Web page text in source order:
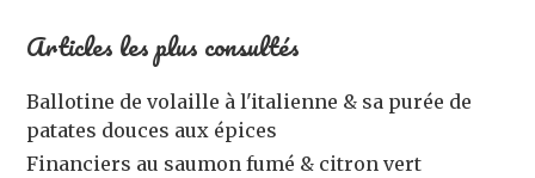
Articles les plus consultés
Ballotine de volaille à l'italienne & sa purée de
patates douces aux épices
Financiers au saumon fumé & citron vert